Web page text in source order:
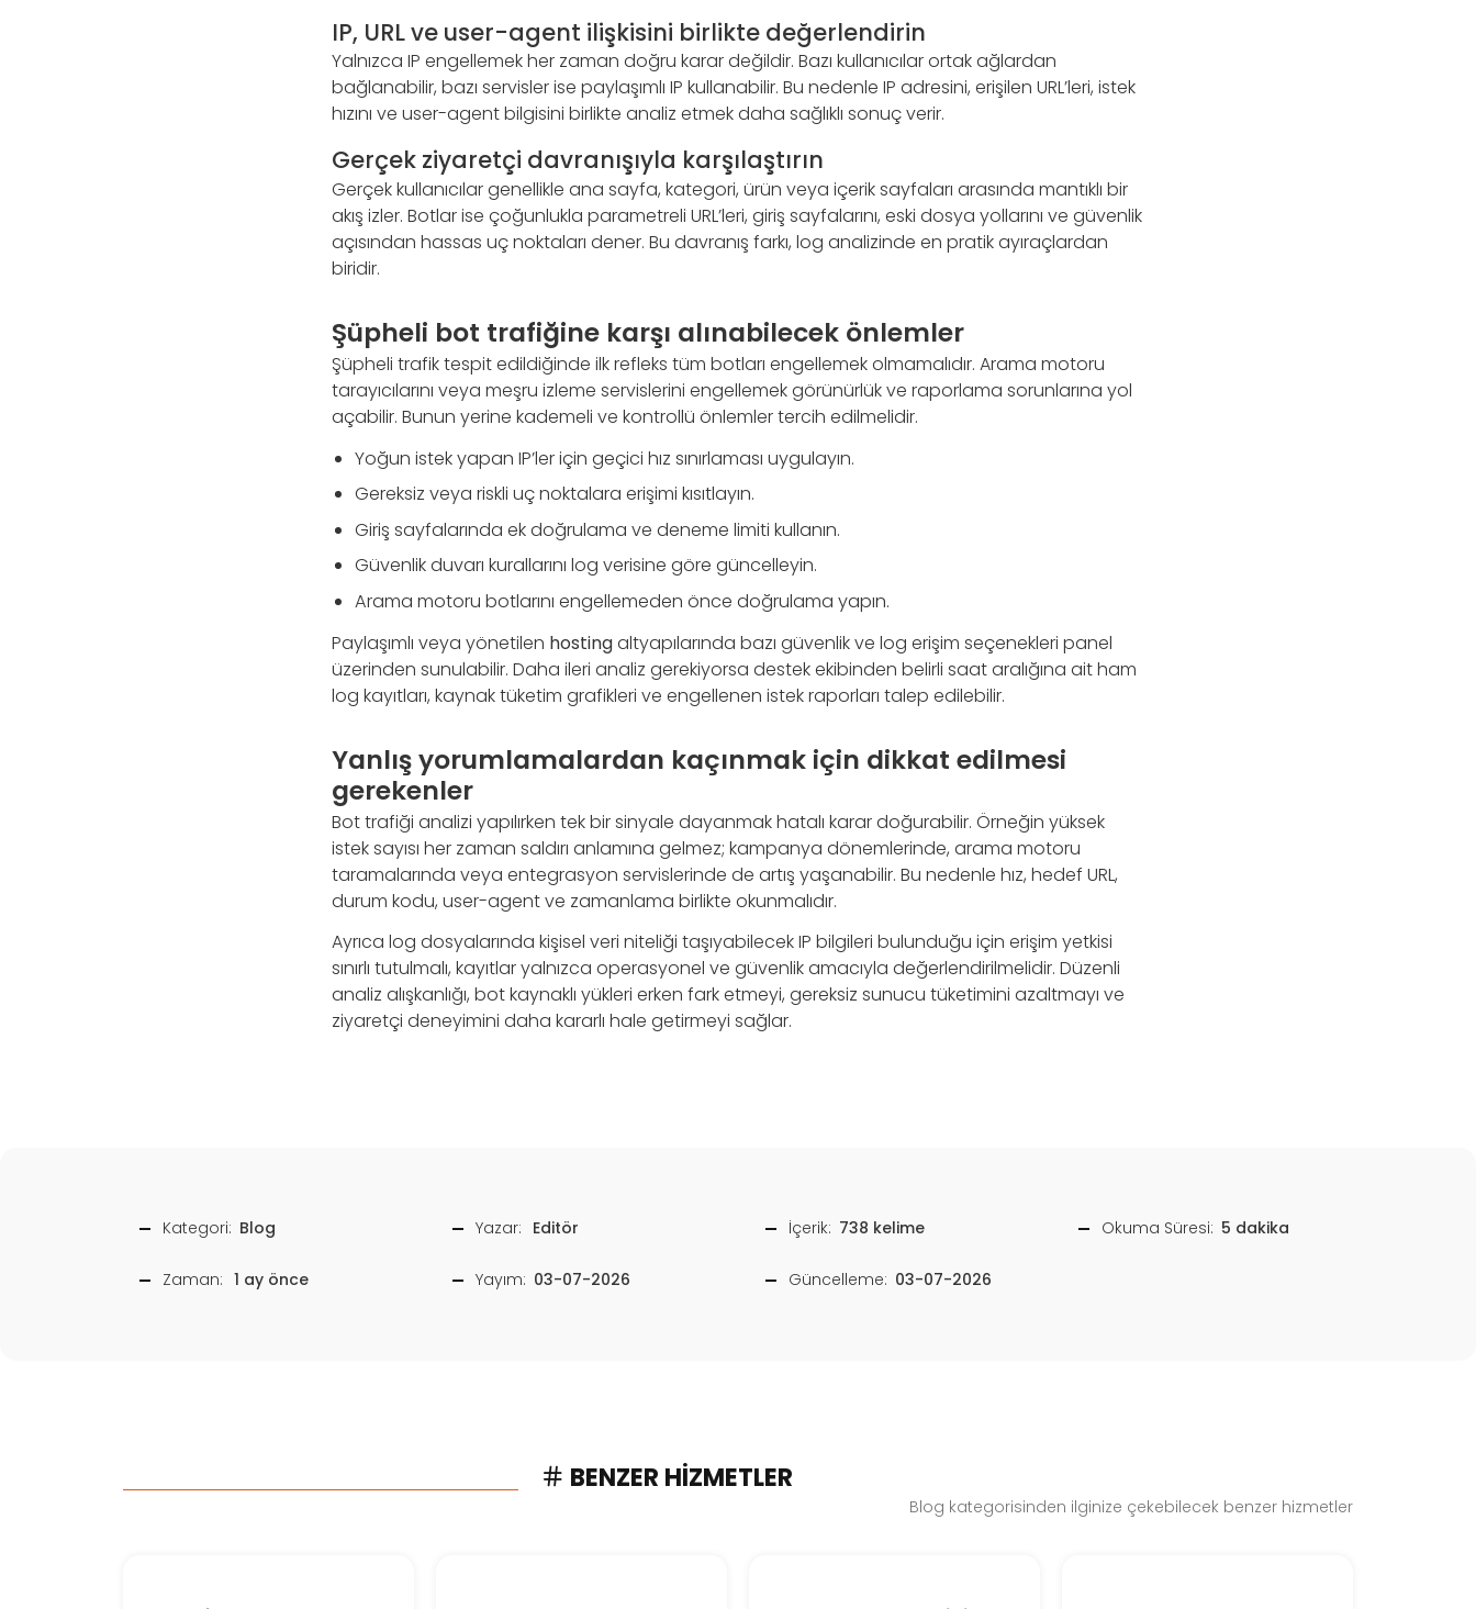
IP, URL ve user-agent ilişkisini birlikte değerlendirin
Yalnızca IP engellemek her zaman doğru karar değildir. Bazı kullanıcılar ortak ağlardan
bağlanabilir, bazı servisler ise paylaşımlı IP kullanabilir. Bu nedenle IP adresini, erişilen URL’leri, istek
hızını ve user-agent bilgisini birlikte analiz etmek daha sağlıklı sonuç verir.
Gerçek ziyaretçi davranışıyla karşılaştırın
Gerçek kullanıcılar genellikle ana sayfa, kategori, ürün veya içerik sayfaları arasında mantıklı bir
akış izler. Botlar ise çoğunlukla parametreli URL’leri, giriş sayfalarını, eski dosya yollarını ve güvenlik
açısından hassas uç noktaları dener. Bu davranış farkı, log analizinde en pratik ayıraçlardan
biridir.
Şüpheli bot trafiğine karşı alınabilecek önlemler
Şüpheli trafik tespit edildiğinde ilk refleks tüm botları engellemek olmamalıdır. Arama motoru
tarayıcılarını veya meşru izleme servislerini engellemek görünürlük ve raporlama sorunlarına yol
açabilir. Bunun yerine kademeli ve kontrollü önlemler tercih edilmelidir.
Yoğun istek yapan IP’ler için geçici hız sınırlaması uygulayın.
Gereksiz veya riskli uç noktalara erişimi kısıtlayın.
Giriş sayfalarında ek doğrulama ve deneme limiti kullanın.
Güvenlik duvarı kurallarını log verisine göre güncelleyin.
Arama motoru botlarını engellemeden önce doğrulama yapın.
Paylaşımlı veya yönetilen hostingaltyapılarında bazı güvenlik ve log erişim seçenekleri panel
üzerinden sunulabilir. Daha ileri analiz gerekiyorsa destek ekibinden belirli saat aralığına ait ham
log kayıtları, kaynak tüketim grafikleri ve engellenen istek raporları talep edilebilir.
Yanlış yorumlamalardan kaçınmak için dikkat edilmesi
gerekenler
Bot trafiği analizi yapılırken tek bir sinyale dayanmak hatalı karar doğurabilir. Örneğin yüksek
istek sayısı her zaman saldırı anlamına gelmez; kampanya dönemlerinde, arama motoru
taramalarında veya entegrasyon servislerinde de artış yaşanabilir. Bu nedenle hız, hedef URL,
durum kodu, user-agent ve zamanlama birlikte okunmalıdır.
Ayrıca log dosyalarında kişisel veri niteliği taşıyabilecek IP bilgileri bulunduğu için erişim yetkisi
sınırlı tutulmalı, kayıtlar yalnızca operasyonel ve güvenlik amacıyla değerlendirilmelidir. Düzenli
analiz alışkanlığı, bot kaynaklı yükleri erken fark etmeyi, gereksiz sunucu tüketimini azaltmayı ve
ziyaretçi deneyimini daha kararlı hale getirmeyi sağlar.
Kategori: Blog Yazar: Editör İçerik: 738 kelime Okuma Süresi: 5 dakika
Zaman: 1 ay önce Yayım: 03-07-2026 Güncelleme: 03-07-2026
BENZER HIZMETLER
Blog kategorisinden ilginize çekebilecek benzer hizmetler